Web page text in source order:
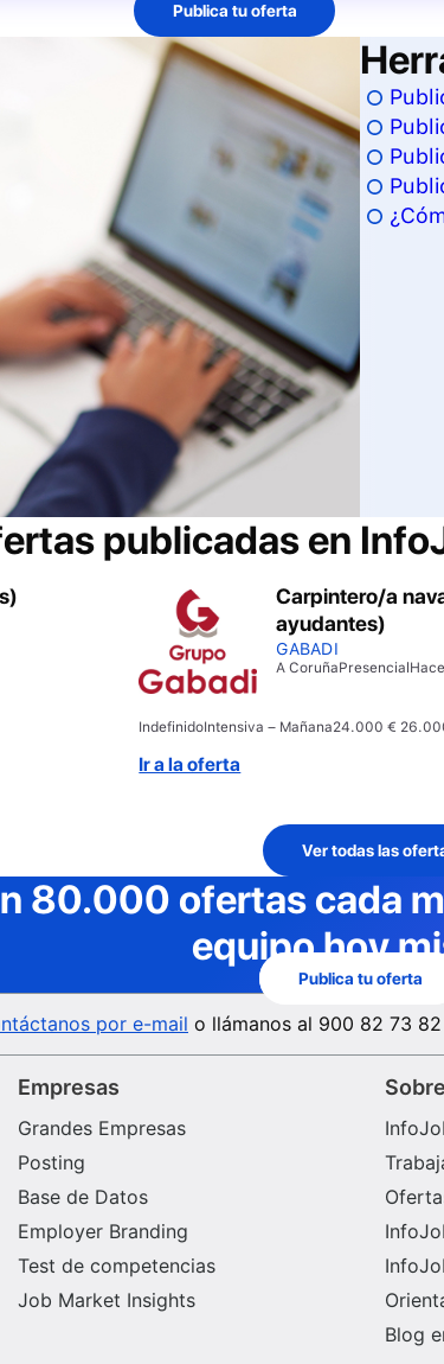
Publica tu oferta
publicadas en
Carpintero/a
ayudantes)
GABADI
A CoruñaPresencial
IndefinidoIntensiva – Mañana24.000 €
Ir a la oferta
Ver todas las
80.000 ofertas cada
equipo hoy
Publica tu oferta
por e-mail o llámanos al 900 82 73 82
Empresas
Grandes Empresas
Posting
Base de Datos
Employer Branding
Test de competencias
Job Market Insights
Blog